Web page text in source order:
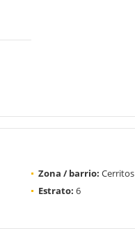
Zona / barrio: Cerritos
Estrato: 6